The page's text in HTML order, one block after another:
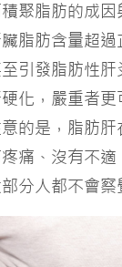
聚脂肪的成
脂肪含量超
引發脂肪性
化，嚴重者
的是，脂肪
痛、沒有不
分人都不會察